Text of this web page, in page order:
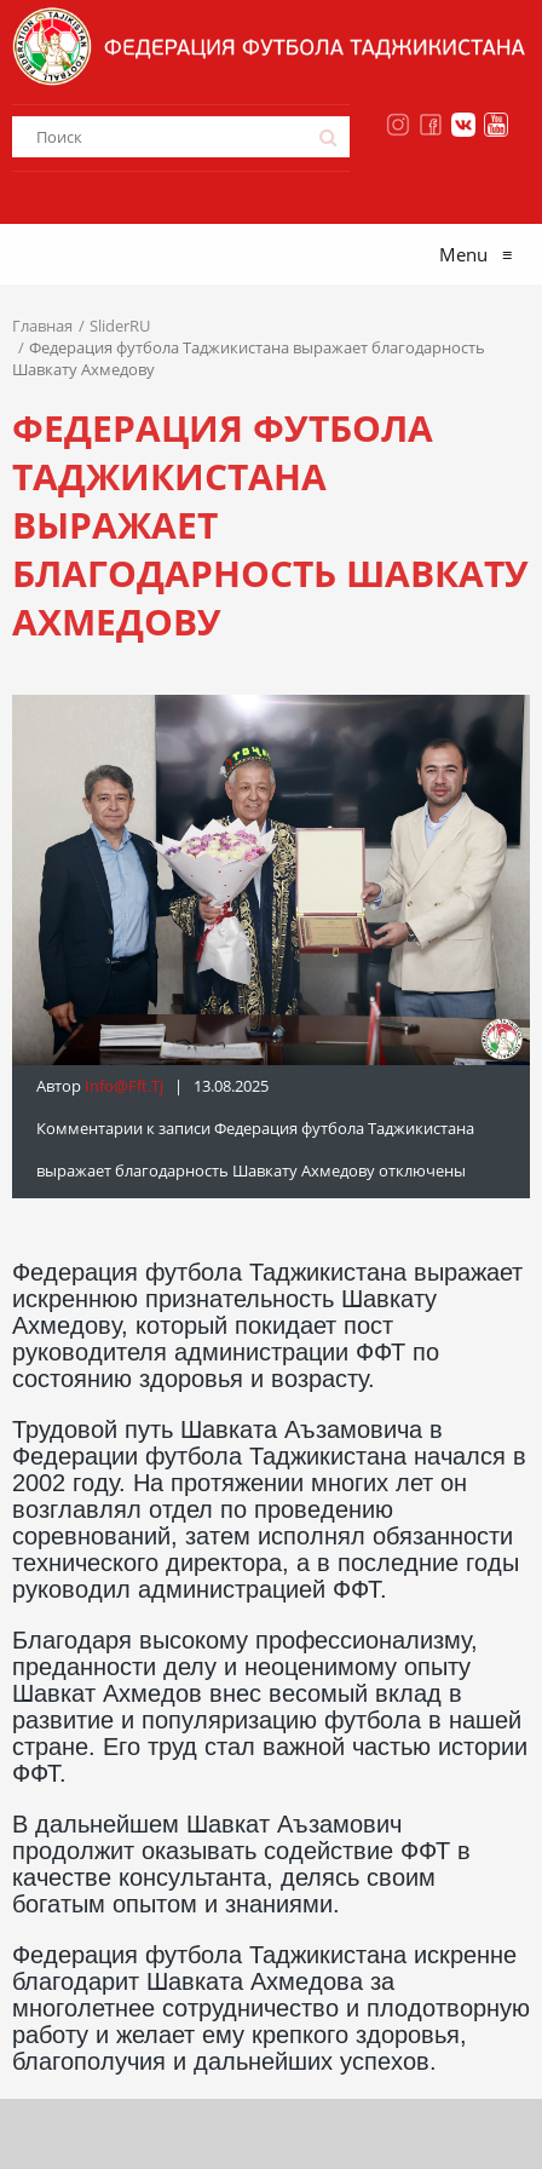
Menu ≡
Главная
SliderRU
Федерация футбола Таджикистана выражает благодарность
Шавкату Ахмедову
ФЕДЕРАЦИЯ ФУТБОЛА
ТАДЖИКИСТАНА
ВЫРАЖАЕТ
БЛАГОДАРНОСТЬ ШАВКАТУ
АХМЕДОВУ
Автор Info@fft.tj | 13.08.2025
Комментарии к записи Федерация футбола Таджикистана
выражает благодарность Шавкату Ахмедовуотключены
Федерация футбола Таджикистана выражает
искреннюю признательность Шавкату
Ахмедову, который покидает пост
руководителя администрации ФФТ по
состоянию здоровья и возрасту.
Трудовой путь Шавката Аъзамовича в
Федерации футбола Таджикистана начался в
2002 году. На протяжении многих лет он
возглавлял отдел по проведению
соревнований, затем исполнял обязанности
технического директора, а в последние годы
руководил администрацией ФФТ.
Благодаря высокому профессионализму,
преданности делу и неоценимому опыту
Шавкат Ахмедов внес весомый вклад в
развитие и популяризацию футбола в нашей
стране. Его труд стал важной частью истории
ФФТ.
В дальнейшем Шавкат Аъзамович
продолжит оказывать содействие ФФТ в
качестве консультанта, делясь своим
богатым опытом и знаниями.
Федерация футбола Таджикистана искренне
благодарит Шавката Ахмедова за
многолетнее сотрудничество и плодотворную
работу и желает ему крепкого здоровья,
благополучия и дальнейших успехов.